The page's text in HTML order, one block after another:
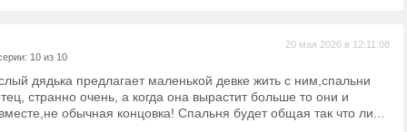
10 из 10
20 мая 2026 в 12:11:08
дядька предлагает маленькой девке жить с ним,спальни
странно очень, а когда она вырастит больше то они и
обычная концовка! Спальня будет общая так что ли...